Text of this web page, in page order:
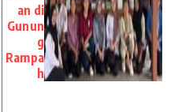
an di
Gunun
g
Rampa
h